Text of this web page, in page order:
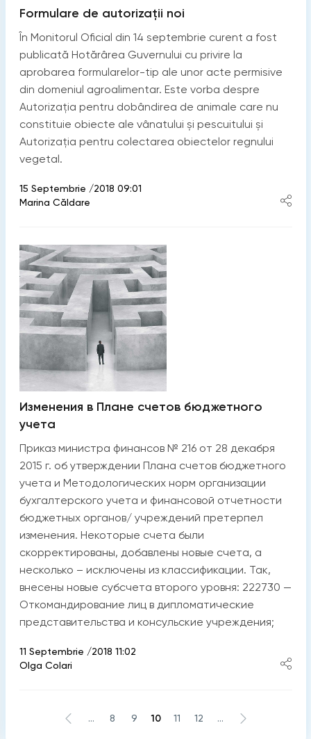
Formulare de autorizaţii noi
În Monitorul Oficial din 14 septembrie curent a fost
publicată Hotărârea Guvernului cu privire la
aprobarea formularelor-tip ale unor acte permisive
din domeniul agroalimentar. Este vorba despre
Autorizația pentru dobândirea de animale care nu
constituie obiecte ale vânatului și pescuitului și
Autorizația pentru colectarea obiectelor regnului
vegetal.
15 Septembrie /2018 09:01
Marina Căldare
Изменения в Плане счетов бюджетного
учета
Приказ министра финансов № 216 от 28 декабря
2015 г. об утверждении Плана счетов бюджетного
учета и Методологических норм организации
бухгалтерского учета и финансовой отчетности
бюджетных органов/ учреждений претерпел
изменения. Некоторые счета были
скорректированы, добавлены новые счета, а
несколько – исключены из классификации. Так,
внесены новые субсчета второго уровня: 222730 —
Откомандирование лиц в дипломатические
представительства и консульские учреждения;
11 Septembrie /2018 11:02
Olga Colari
... 8 9 10 11 12 ...